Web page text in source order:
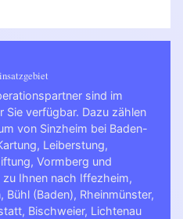
sind im
Sie verfügbar. Dazu zählen
von Sinzheim bei Baden-
Leiberstung,
Vormberg und
Ihnen nach Iffezheim,
, Bühl (Baden), Rheinmünster,
, Bischweier, Lichtenau